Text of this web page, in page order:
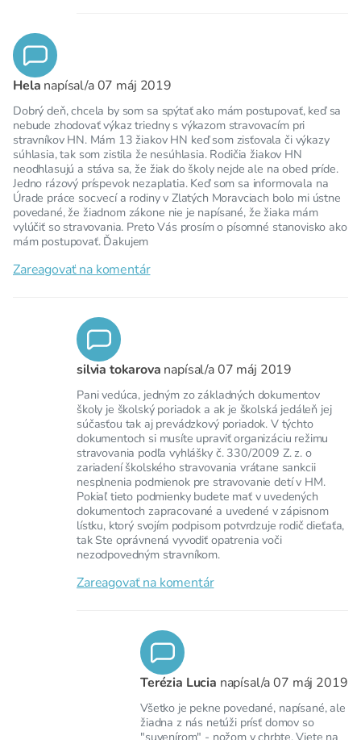
Hela napísal/a07 máj 2019
Dobrý deň, chcela by som sa spýtať ako mám postupovať, keď sa
nebude zhodovať výkaz triedny s výkazom stravovacím pri
stravníkov HN. Mám 13 žiakov HN keď som zisťovala či výkazy
súhlasia, tak som zistila že nesúhlasia. Rodičia žiakov HN
neodhlasujú a stáva sa, že žiak do školy nejde ale na obed príde.
Jedno rázový príspevok nezaplatia. Keď som sa informovala na
Úrade práce soc.vecí a rodiny v Zlatých Moravciach bolo mi ústne
povedané, že žiadnom zákone nie je napísané, že žiaka mám
vylúčiť so stravovania. Preto Vás prosím o písomné stanovisko ako
mám postupovať. Ďakujem
Zareagovať na komentár
silvia tokarova napísal/a07 máj 2019
Pani vedúca, jedným zo základných dokumentov
školy je školský poriadok a ak je školská jedáleň jej
súčasťou tak aj prevádzkový poriadok. V týchto
dokumentoch si musíte upraviť organizáciu režimu
stravovania podľa vyhlášky č. 330/2009 Z. z. o
zariadení školského stravovania vrátane sankcii
nesplnenia podmienok pre stravovanie detí v HM.
Pokiaľ tieto podmienky budete mať v uvedených
dokumentoch zapracované a uvedené v zápisnom
lístku, ktorý svojím podpisom potvrdzuje rodič dieťaťa,
tak Ste oprávnená vyvodiť opatrenia voči
nezodpovedným stravníkom.
Zareagovať na komentár
Terézia Lucia napísal/a07 máj 2019
Všetko je pekne povedané, napísané, ale
žiadna z nás netúži prísť domov so